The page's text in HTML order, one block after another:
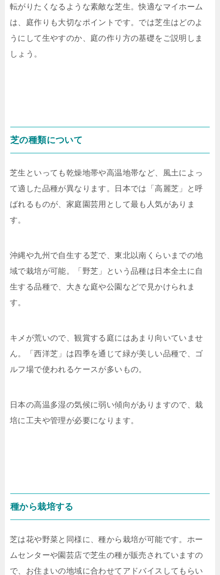
転がりたくなるような素敵な芝生。快適なマイホーム
は、庭作りも大切なポイントです。では芝生はどのよ
うにして生やすのか、庭の作り方の基礎をご説明しま
しょう。
芝の種類について
芝生といっても乾燥地帯や高温地帯など、風土によっ
て適した品種が異なります。日本では「高麗芝」と呼
ばれるものが、家庭園芸用として最も人気がありま
す。
沖縄や九州で自生する芝で、東北以南くらいまでの地
域で栽培が可能。「野芝」という品種は日本全土に自
生する品種で、大きな庭や公園などで見かけられま
す。
キメが荒いので、観賞する庭にはあまり向いていませ
ん。「西洋芝」は四季を通じて緑が美しい品種で、ゴ
ルフ場で使われるケースが多いもの。
日本の高温多湿の気候に弱い傾向がありますので、栽
培に工夫や管理が必要になります。
種から栽培する
芝は花や野菜と同様に、種から栽培が可能です。ホー
ムセンターや園芸店で芝生の種が販売されていますの
で、お住まいの地域に合わせてアドバイスしてもらい